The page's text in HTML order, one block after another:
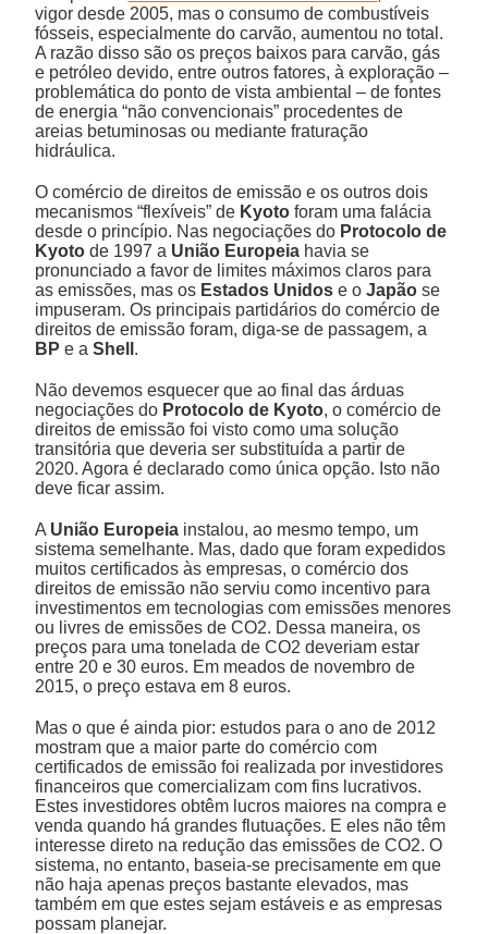
vigor desde 2005, mas o consumo de combustíveis
fósseis, especialmente do carvão, aumentou no total.
A razão disso são os preços baixos para carvão, gás
e petróleo devido, entre outros fatores, à exploração –
problemática do ponto de vista ambiental – de fontes
de energia “não convencionais” procedentes de
areias betuminosas ou mediante fraturação
hidráulica.
O comércio de direitos de emissão e os outros dois
mecanismos “flexíveis” de Kyoto foram uma falácia
desde o princípio. Nas negociações do Protocolo de
Kyoto de 1997 a União Europeia havia se
pronunciado a favor de limites máximos claros para
as emissões, mas os Estados Unidos e oJapão se
impuseram. Os principais partidários do comércio de
direitos de emissão foram, diga-se de passagem, a
BP e aShell .
Não devemos esquecer que ao final das árduas
negociações do Protocolo de Kyoto, o comércio de
direitos de emissão foi visto como uma solução
transitória que deveria ser substituída a partir de
2020. Agora é declarado como única opção. Isto não
deve ficar assim.
A União Europeia instalou, ao mesmo tempo, um
sistema semelhante. Mas, dado que foram expedidos
muitos certificados às empresas, o comércio dos
direitos de emissão não serviu como incentivo para
investimentos em tecnologias com emissões menores
ou livres de emissões de CO2. Dessa maneira, os
preços para uma tonelada de CO2 deveriam estar
entre 20 e 30 euros. Em meados de novembro de
2015, o preço estava em 8 euros.
Mas o que é ainda pior: estudos para o ano de 2012
mostram que a maior parte do comércio com
certificados de emissão foi realizada por investidores
financeiros que comercializam com fins lucrativos.
Estes investidores obtêm lucros maiores na compra e
venda quando há grandes flutuações. E eles não têm
interesse direto na redução das emissões de CO2. O
sistema, no entanto, baseia-se precisamente em que
não haja apenas preços bastante elevados, mas
também em que estes sejam estáveis e as empresas
possam planejar.